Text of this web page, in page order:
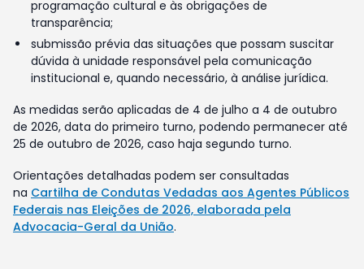
programação cultural e às obrigações de
transparência;
submissão prévia das situações que possam suscitar
dúvida à unidade responsável pela comunicação
institucional e, quando necessário, à análise jurídica.
As medidas serão aplicadas de 4 de julho a 4 de outubro
de 2026, data do primeiro turno, podendo permanecer até
25 de outubro de 2026, caso haja segundo turno.
Orientações detalhadas podem ser consultadas
na Cartilha de Condutas Vedadas aos Agentes Públicos
Federais nas Eleições de 2026, elaborada pela
Advocacia-Geral da União.